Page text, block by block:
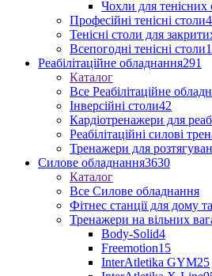
Чохли для тенісних
Професійні тенісні столи
Тенісні столи для
Всепогодні тенісні столи
Реабілітаційне обладнання291
Каталог
Все Реабілітаційне
Інверсійні столи42
Кардіотренажери для
Реабілітаційні силові
Тренажери для
Силове обладнання3630
Каталог
Все Силове обладнання
Фітнес станції для дому
Тренажери на вільних
Body-Solid4
Freemotion15
InterAtletika GYM25